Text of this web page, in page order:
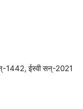
1442, ईस्वी सन्-2021